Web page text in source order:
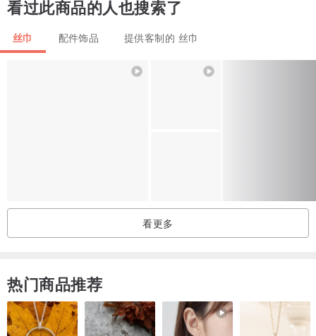
看过此商品的人也搜索了
丝巾 配件饰品 提供客制的 丝巾
看更多
热门商品推荐